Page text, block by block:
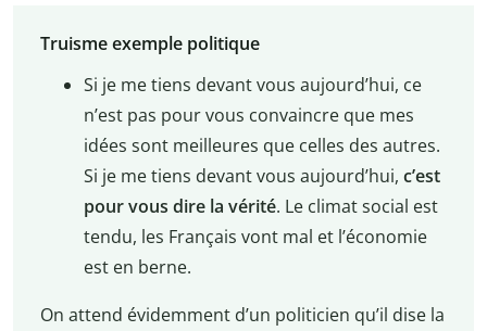
Truisme exemple politique
Si je me tiens devant vous aujourd’hui, ce
n’est pas pour vous convaincre que mes
idées sont meilleures que celles des autres.
Si je me tiens devant vous aujourd’hui, c’est
pour vous dire la vérité. Le climat social est
tendu, les Français vont mal et l’économie
est en berne.
On attend évidemment d’un politicien qu’il dise la